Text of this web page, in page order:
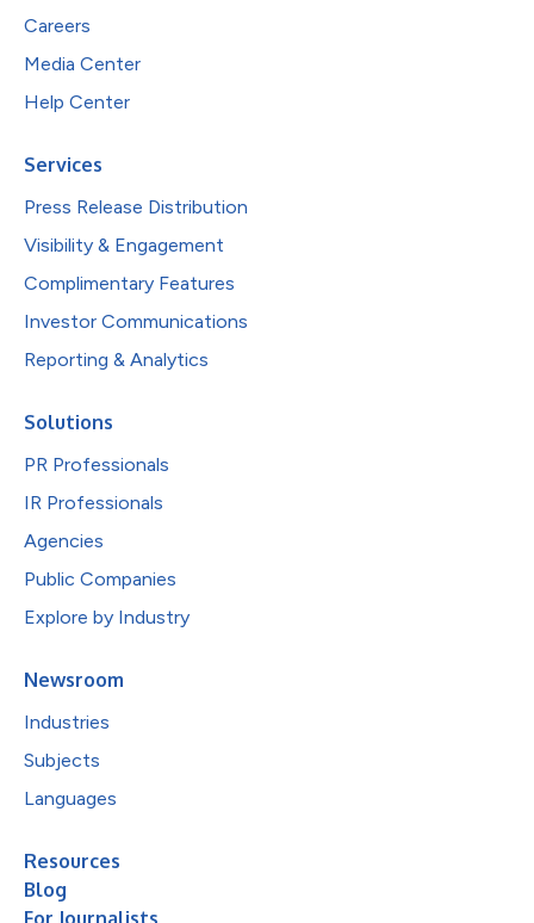
Careers
Media Center
Help Center
Services
Press Release Distribution
Visibility & Engagement
Complimentary Features
Investor Communications
Reporting & Analytics
Solutions
PR Professionals
IR Professionals
Agencies
Public Companies
Explore by Industry
Newsroom
Industries
Subjects
Languages
Resources
Blog
For Journalists